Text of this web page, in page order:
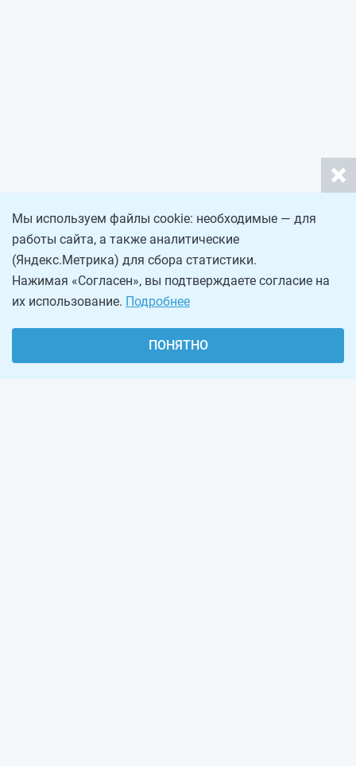
Мы используем файлы cookie: необходимые — для
работы сайта, а также аналитические
(Яндекс.Метрика) для сбора статистики.
Нажимая «Согласен», вы подтверждаете согласие на
их использование. Подробнее
ПОНЯТНО